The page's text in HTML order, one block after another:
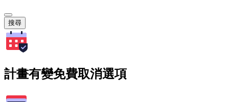
搜尋
計畫有變免費取消選項